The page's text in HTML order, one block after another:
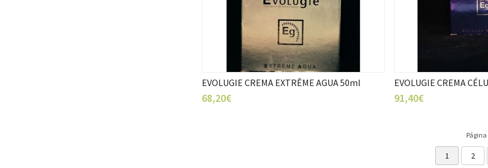
EVOLUGIE CREMA EXTRÊME AGUA 50ml
68,20€
EVOLUGIE CREMA
91,40€
Página
1 2